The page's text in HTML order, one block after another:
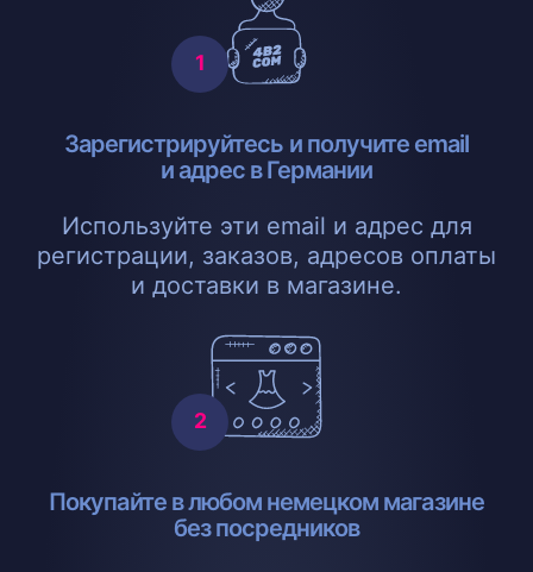
Зарегистрируйтесь и получите email
и адрес в Германии
Используйте эти email и адрес для
регистрации, заказов, адресов оплаты
и доставки в магазине.
Покупайте в любом немецком магазине
без посредников